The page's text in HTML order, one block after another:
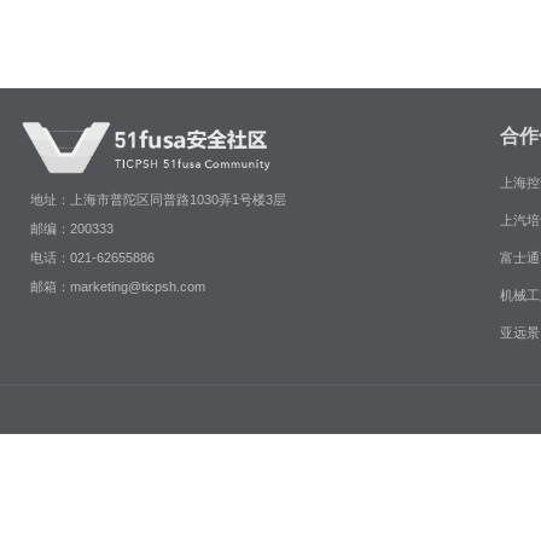
地址：上海市普陀区同普路1030弄1号楼3层
邮编：200333
电话：021-62655886
邮箱：marketing@ticpsh.com
合
上海
上汽
富士
机械
亚远景